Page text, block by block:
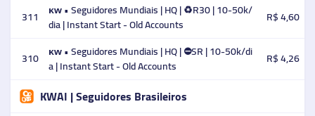
311
ᴋᴡ • Seguidores Mundiais | HQ | ♻️R30 | 10-50k/
dia | Instant Start - Old Accounts
R$ 4,60
310 ᴋᴡ • Seguidores Mundiais | HQ | ⛔SR | 10-50k/di
a | Instant Start - Old Accounts
R$ 4,26
KWAI | Seguidores Brasileiros